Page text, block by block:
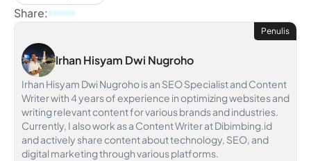
Share:
Penulis
Irhan Hisyam Dwi Nugroho
Irhan Hisyam Dwi Nugroho is an SEO Specialist and Content
Writer with 4 years of experience in optimizing websites and
writing relevant content for various brands and industries.
Currently, I also work as a Content Writer at Dibimbing.id
and actively share content about technology, SEO, and
digital marketing through various platforms.